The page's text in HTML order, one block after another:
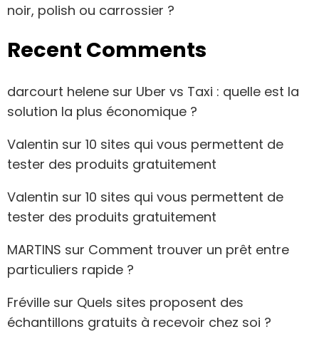
noir, polish ou carrossier ?
Recent Comments
darcourt helene sur Uber vs Taxi : quelle est la
solution la plus économique ?
Valentin sur 10 sites qui vous permettent de
tester des produits gratuitement
Valentin sur 10 sites qui vous permettent de
tester des produits gratuitement
MARTINS sur Comment trouver un prêt entre
particuliers rapide ?
Fréville sur Quels sites proposent des
échantillons gratuits à recevoir chez soi ?